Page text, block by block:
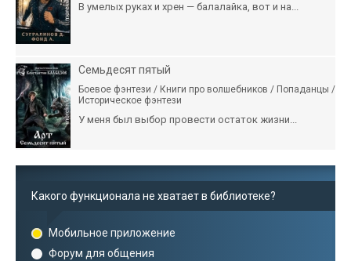
В умелых руках и хрен — балалайка, вот и на...
Семьдесят пятый
Боевое фэнтези / Книги про волшебников / Попаданцы /
Историческое фэнтези
У меня был выбор провести остаток жизни...
Какого функционала не хватает в библиотеке?
Мобильное приложение
Форум для общения